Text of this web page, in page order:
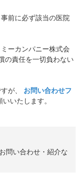
前に必ず該当の医院
ーカンパニー株式会
の責任を一切負わない
が、
お問い合わせフ
いたします。
問い合わせ・紹介な